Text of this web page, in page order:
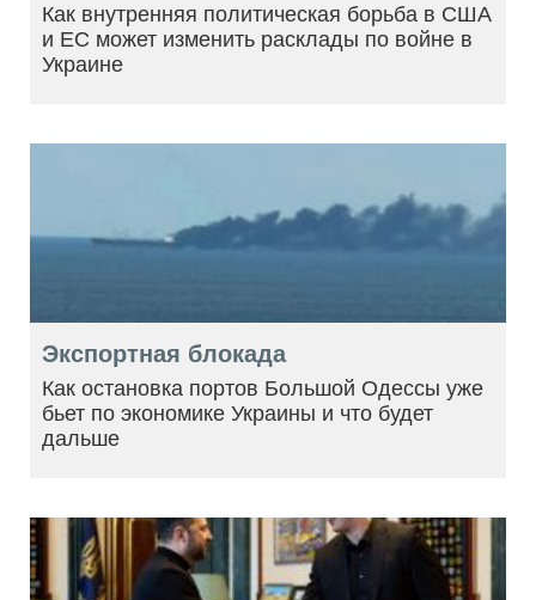
Как внутренняя политическая борьба в США
и ЕС может изменить расклады по войне в
Украине
Экспортная блокада
Как остановка портов Большой Одессы уже
бьет по экономике Украины и что будет
дальше